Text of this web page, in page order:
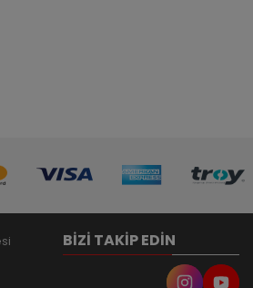
BIZI TAKIP EDIN